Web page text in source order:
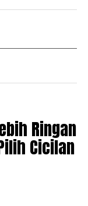
Ringan
Cicilan